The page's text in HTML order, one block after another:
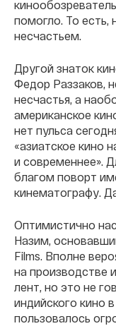
помогло. То есть,
несчастьем.
Другой знаток
Федор Раззаков,
несчастья, а
американское
нет пульса
«азиатское кино
и современнее».
благом поворт
кинематографу.
Оптимистично
Назим,
Films. Вполне
на производстве
лент, но это не
индийского кино
пользовалось